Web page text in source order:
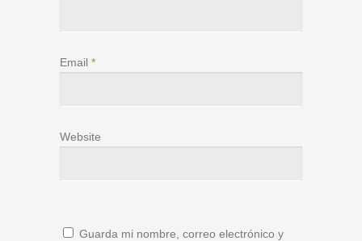
Email *
Website
Guarda mi nombre, correo electrónico y